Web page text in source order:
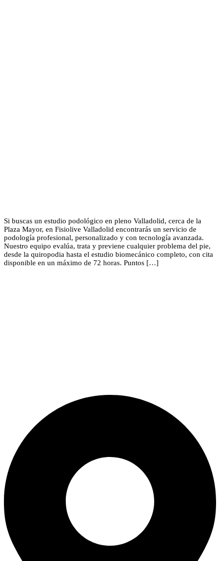
Si buscas un estudio podológico en pleno Valladolid, cerca de la
Plaza Mayor, en Fisiolive Valladolid encontrarás un servicio de
podología profesional, personalizado y con tecnología avanzada.
Nuestro equipo evalúa, trata y previene cualquier problema del pie,
desde la quiropodia hasta el estudio biomecánico completo, con cita
disponible en un máximo de 72 horas. Puntos […]